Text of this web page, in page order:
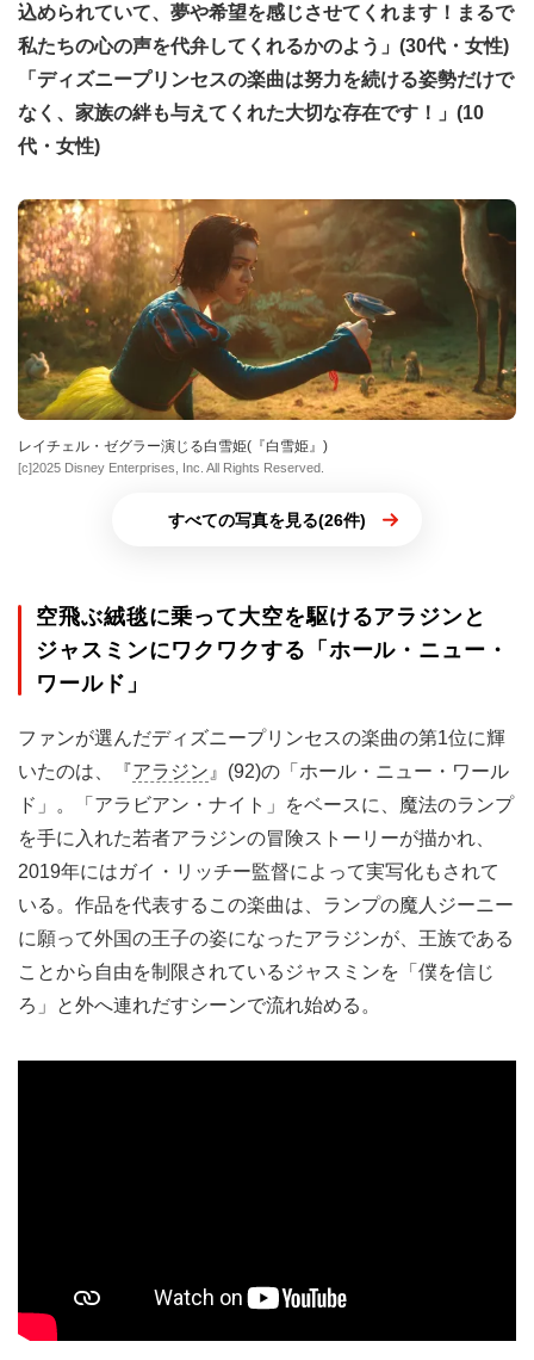
込められていて、夢や希望を感じさせてくれます！まるで
私たちの心の声を代弁してくれるかのよう」(30代・女性)
「ディズニープリンセスの楽曲は努力を続ける姿勢だけで
なく、家族の絆も与えてくれた大切な存在です！」(10
代・女性)
レイチェル・ゼグラー演じる白雪姫(『白雪姫』)
[c]2025 Disney Enterprises, Inc. All Rights Reserved.
すべての写真を見る(26件)
空飛ぶ絨毯に乗って大空を駆けるアラジンと
ジャスミンにワクワクする「ホール・ニュー・
ワールド」
ファンが選んだディズニープリンセスの楽曲の第1位に輝
いたのは、『アラジン 』(92)の「ホール・ニュー・ワール
ド」。「アラビアン・ナイト」をベースに、魔法のランプ
を手に入れた若者アラジンの冒険ストーリーが描かれ、
2019年にはガイ・リッチー監督によって実写化もされて
いる。作品を代表するこの楽曲は、ランプの魔人ジーニー
に願って外国の王子の姿になったアラジンが、王族である
ことから自由を制限されているジャスミンを「僕を信じ
ろ」と外へ連れだすシーンで流れ始める。